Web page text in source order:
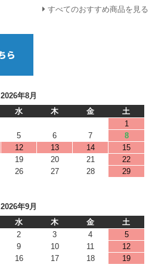
すべてのおすすめ商品を見る
2026年8月
水 木 金
土
1
5 6 7
8
12 13 14
15
19 20 21
22
26 27 28
29
2026年9月
水 木 金
土
2 3 4
5
9 10 11
12
16 17 18
19